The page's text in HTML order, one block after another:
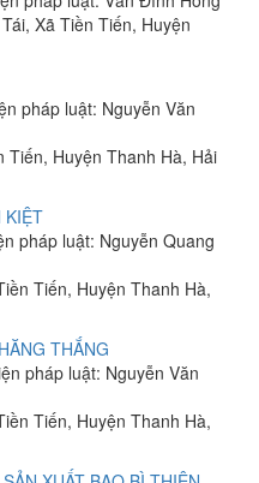
Xã Tiền Tiến, Huyện
pháp luật: Nguyễn Văn
Huyện Thanh Hà, Hải
KIỆT
pháp luật: Nguyễn Quang
Tiến, Huyện Thanh Hà,
THẮNG
pháp luật: Nguyễn Văn
Tiến, Huyện Thanh Hà,